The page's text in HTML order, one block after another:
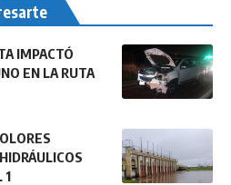
IMPACTÓ
EN LA RUTA
1